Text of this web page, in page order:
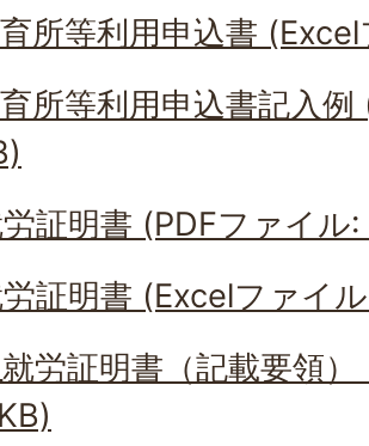
所等利用申込書
所等利用申込書記入
証明書 (PDFファイル:
証明書 (Excelファイ
労証明書（記載要領